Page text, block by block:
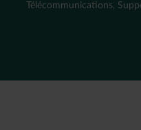
Télécommunications,